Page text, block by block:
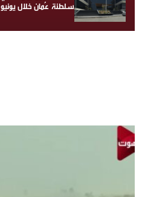
سلطنة عُمان خلال يونيو 2026م